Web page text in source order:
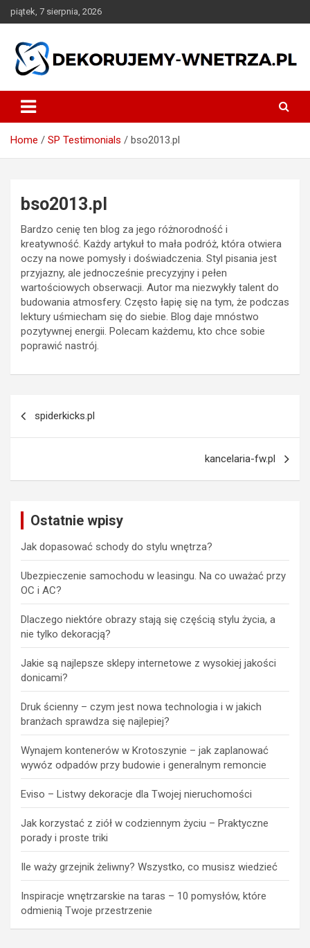
Skip
to
piątek, 7 sierpnia, 2026
dekorujemy-wnetrza.pl
Home SP Testimonials bso2013.pl
bso2013.pl
Bardzo cenię ten blog za jego różnorodność i
kreatywność. Każdy artykuł to mała podróż, która otwiera
oczy na nowe pomysły i doświadczenia. Styl pisania jest
przyjazny, ale jednocześnie precyzyjny i pełen
wartościowych obserwacji. Autor ma niezwykły talent do
budowania atmosfery. Często łapię się na tym, że podczas
lektury uśmiecham się do siebie. Blog daje mnóstwo
pozytywnej energii. Polecam każdemu, kto chce sobie
poprawić nastrój.
wpisu
spiderkicks.pl
kancelaria-fw.pl
Ostatnie wpisy
Jak dopasować schody do stylu wnętrza?
Ubezpieczenie samochodu w leasingu. Na co uważać przy
OC i AC?
Dlaczego niektóre obrazy stają się częścią stylu życia, a
nie tylko dekoracją?
Jakie są najlepsze sklepy internetowe z wysokiej jakości
donicami?
Druk ścienny – czym jest nowa technologia i w jakich
branżach sprawdza się najlepiej?
Wynajem kontenerów w Krotoszynie – jak zaplanować
wywóz odpadów przy budowie i generalnym remoncie
Eviso – Listwy dekoracje dla Twojej nieruchomości
Jak korzystać z ziół w codziennym życiu – Praktyczne
porady i proste triki
Ile waży grzejnik żeliwny? Wszystko, co musisz wiedzieć
Inspiracje wnętrzarskie na taras – 10 pomysłów, które
odmienią Twoje przestrzenie